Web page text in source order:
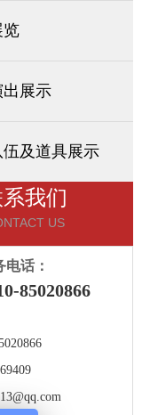
览
展示
及道具展示
我们
US
电话：
85020866